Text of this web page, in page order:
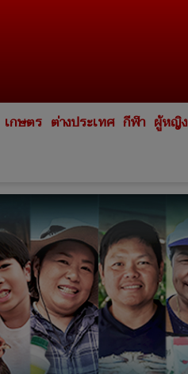
เกษตร ต่างประเทศ กีฬา ผู้หญิง